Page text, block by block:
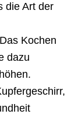
die Art der
Kochen
dazu